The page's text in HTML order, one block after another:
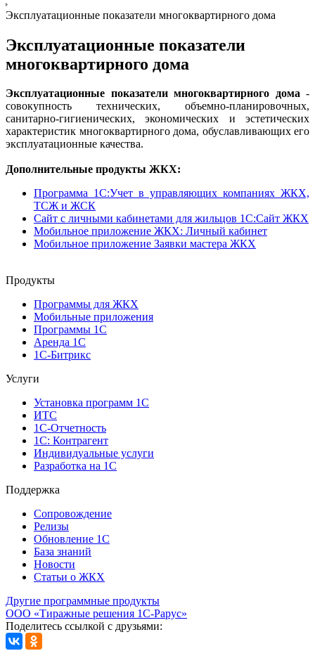
Эксплуатационные показатели многоквартирного дома
Эксплуатационные показатели
многоквартирного дома
Эксплуатационные показатели многоквартирного дома-
совокупность технических, объемно-планировочных,
санитарно-гигиенических, экономических и эстетических
характеристик многоквартирного дома, обуславливающих его
эксплуатационные качества.
Дополнительные продукты ЖКХ:
Программа 1C:Учет в управляющих компаниях ЖКХ,
ТСЖ и ЖСК
Сайт с личными кабинетами для жильцов 1С:Сайт ЖКХ
Мобильное приложение ЖКХ: Личный кабинет
Мобильное приложение Заявки мастера ЖКХ
Продукты
Программы для ЖКХ
Мобильные приложения
Программы 1С
Аренда 1С
1С-Битрикс
Услуги
Установка программ 1С
ИТС
1С-Отчетность
1С: Контрагент
Индивидуальные услуги
Разработка на 1С
Поддержка
Сопровождение
Релизы
Обновление 1С
База знаний
Новости
Статьи о ЖКХ
Другие программные продукты
ООО «Тиражные решения 1С-Рарус»
Поделитесь ссылкой с друзьями: